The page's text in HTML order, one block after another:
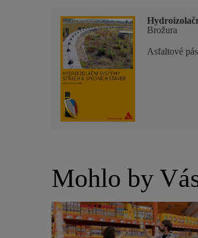
Brožura
Asfaltové
Mohlo by